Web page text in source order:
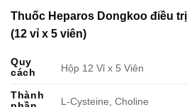
Thuốc Heparos Dongkoo điều
(12 vỉ x 5 viên)
Quy
cách
Hộp 12 Vỉ x 5 Viên
Thành
L-Cysteine, Choline